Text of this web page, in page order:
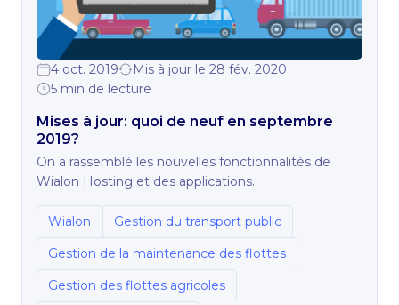
4 oct. 2019
Mis à jour le 28 fév. 2020
5 min de lecture
Mises à jour: quoi de neuf en septembre
2019?
On a rassemblé les nouvelles fonctionnalités de
Wialon Hosting et des applications.
Wialon
Gestion du transport public
Gestion de la maintenance des flottes
Gestion des flottes agricoles